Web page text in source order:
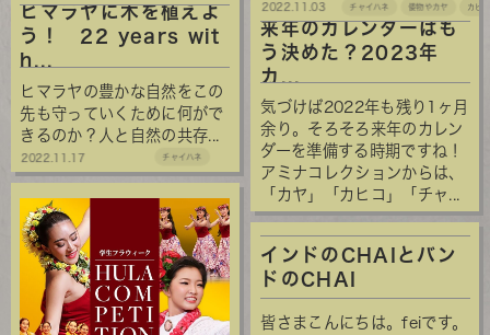
ヒマラヤに木を植えよ
う！ 22 years wit
h...
ヒマラヤの豊かな自然をこの
先も守っていくために何がで
きるのか？人と自然の共存...
2022.11.17 チャイハネ
来年のカレンダーはも
う決めた？2023年
カ...
気づけば2022年も残り1ヶ月
余り。そろそろ来年のカレン
ダーを準備する時期ですね！
アミナコレクションからは、
「カヤ」「カヒコ」「チャ...
2022.11.03 チャイハネ 倭物やカヤ カヒ
インドのCHAIとバン
ドのCHAI
皆さまこんにちは。feiです。